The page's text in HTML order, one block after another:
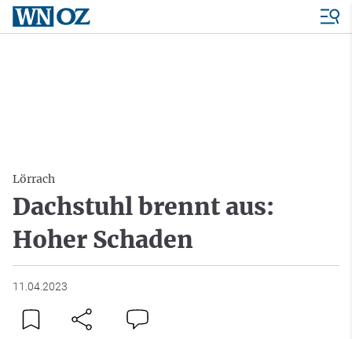
Lörrach
Dachstuhl brennt aus:
Hoher Schaden
11.04.2023